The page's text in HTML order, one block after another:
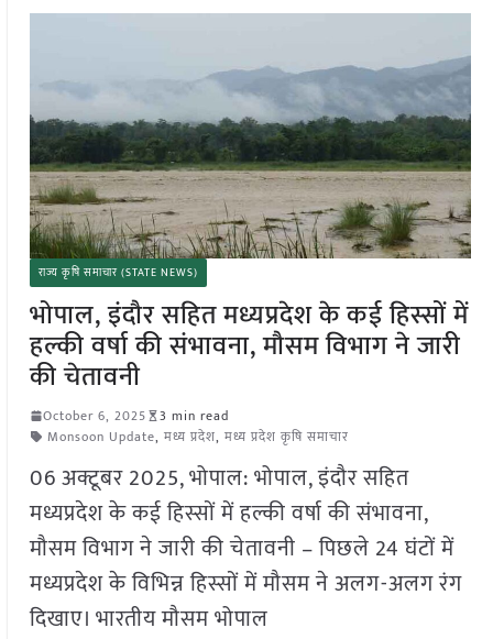
राज्य कृषि समाचार (STATE NEWS)
भोपाल, इंदौर सहित मध्यप्रदेश के कई हिस्सों में
हल्की वर्षा की संभावना, मौसम विभाग ने जारी
की चेतावनी
October 6, 2025
3 min read
Monsoon Update, मध्य प्रदेश, मध्य प्रदेश कृषि समाचार
06 अक्टूबर 2025, भोपाल: भोपाल, इंदौर सहित
मध्यप्रदेश के कई हिस्सों में हल्की वर्षा की संभावना,
मौसम विभाग ने जारी की चेतावनी – पिछले 24 घंटों में
मध्यप्रदेश के विभिन्न हिस्सों में मौसम ने अलग-अलग रंग
दिखाए। भारतीय मौसम भोपाल